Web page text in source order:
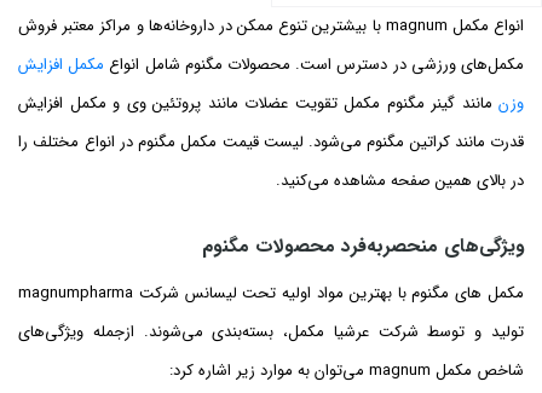
انواع مکمل magnum با بیشترین تنوع ممکن در داروخانه‌ها و مراکز معتبر فروش
مکمل‌های ورزشی در دسترس است. محصولات مگنوم شامل انواع مکمل افزایش
وزن مانند گینر مگنوم مکمل تقویت عضلات مانند پروتئین وی و مکمل افزایش
قدرت مانند کراتین مگنوم می‌شود. لیست قیمت مکمل مگنوم در انواع مختلف را
در بالای همین صفحه مشاهده می‌کنید.
ویژگی‌های منحصربه‌فرد محصولات مگنوم
مکمل های مگنوم با بهترین مواد اولیه تحت لیسانس شرکت magnumpharma
تولید و توسط شرکت عرشیا مکمل، بسته‌بندی می‌شوند. ازجمله ویژگی‌های
شاخص مکمل magnum می‌توان به موارد زیر اشاره کرد: